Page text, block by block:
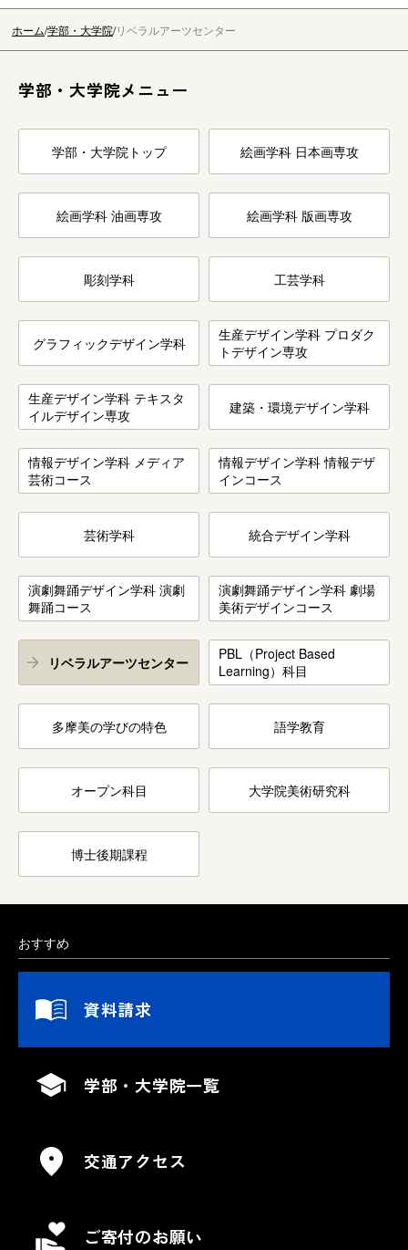
ホーム 学部・大学院リベラルアーツセンター
学部・大学院メニュー
学部・大学院トップ 絵画学科 日本画専攻
絵画学科 油画専攻 絵画学科 版画専攻
彫刻学科 工芸学科
グラフィックデザイン学科
生産デザイン学科 プロダク
トデザイン専攻
生産デザイン学科 テキスタ
イルデザイン専攻
建築・環境デザイン学科
情報デザイン学科 メディア
芸術コース
情報デザイン学科 情報デザ
インコース
芸術学科 統合デザイン学科
演劇舞踊デザイン学科 演劇
舞踊コース
演劇舞踊デザイン学科 劇場
美術デザインコース
リベラルアーツセンター
PBL（Project Based
Learning）科目
多摩美の学びの特色 語学教育
オープン科目 大学院美術研究科
博士後期課程
おすすめ
資料請求
学部・大学院一覧
交通アクセス
ご寄付のお願い